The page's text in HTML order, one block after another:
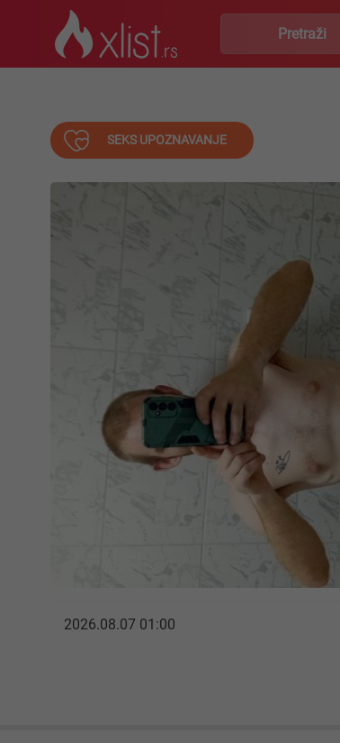
SEKS UPOZNAVANJE
2026.08.07 01:00